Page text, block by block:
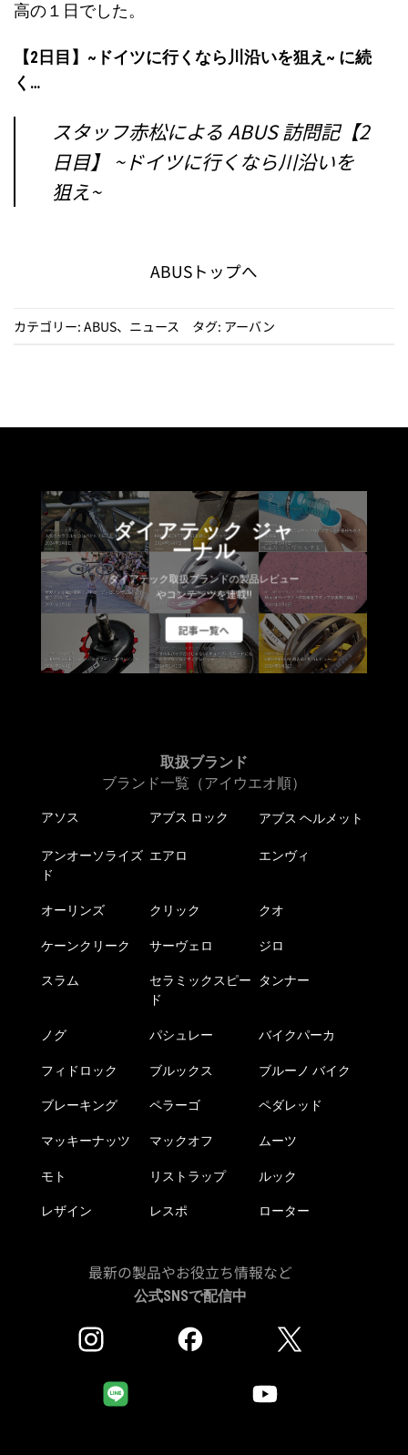
高の１日でした。
【2日目】~ドイツに行くなら川沿いを狙え~ に続
く…
スタッフ赤松による ABUS 訪問記【2
日目】 ~ドイツに行くなら川沿いを
狙え~
ABUSトップへ
カテゴリー: ABUS、 ニュース タグ: アーバン
ダイアテック ジャ
ーナル
ダイアテック取扱ブランドの製品レビュー
やコンテンツを連載!!
記事一覧へ
取扱ブランド
ブランド一覧（アイウエオ順）
アソス アブス ロック アブス ヘルメット
アンオーソライズ
ド
エアロ エンヴィ
オーリンズ クリック クオ
ケーンクリーク サーヴェロ ジロ
スラム
セラミックスピー
ド
タンナー
ノグ パシュレー バイクパーカ
フィドロック ブルックス ブルーノ バイク
ブレーキング ペラーゴ ペダレッド
マッキーナッツ マックオフ ムーツ
モト リストラップ ルック
レザイン レスポ ローター
最新の製品やお役立ち情報など
公式SNSで配信中